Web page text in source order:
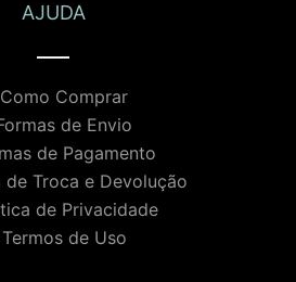
AJUDA
Como Comprar
de Envio
de Pagamento
de Troca e Devolução
de Privacidade
Termos de Uso